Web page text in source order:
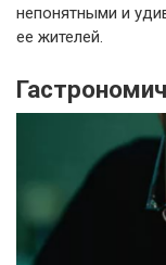
непонятными и
ее жителей.